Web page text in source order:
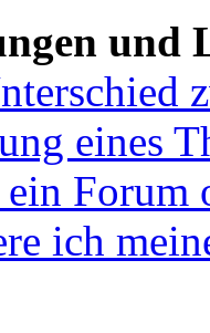
und
eines
Forum
ich